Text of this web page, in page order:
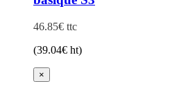
peuvent
choisies
sur
la
page
du
46.85€ ttc
(39.04€ ht)
×